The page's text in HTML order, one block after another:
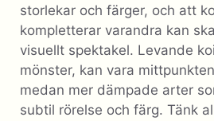
storlekar och färger, och att
kompletterar varandra kan
visuellt spektakel. Levande
mönster, kan vara
medan mer dämpade arter
subtil rörelse och färg. Tänk